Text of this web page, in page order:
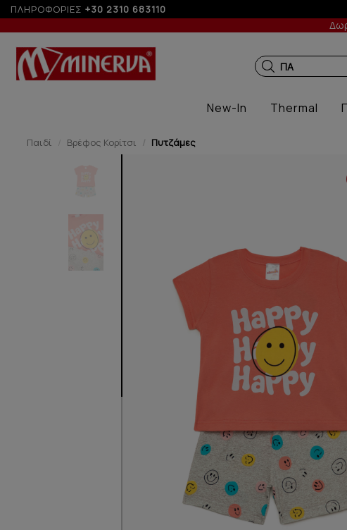
ΠΛΗΡΟΦΟΡΙΕΣ +30 2310 683110
ΠΑΙΔΙΚΑ ΕΣΩΡ
New-In Thermal
Παιδί Βρέφος Κορίτσι Πυτζάμες